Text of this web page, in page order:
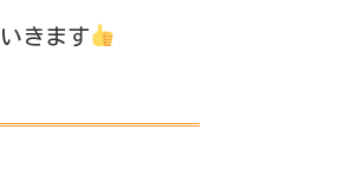
きます